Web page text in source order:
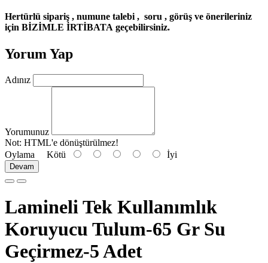
Hertürlü sipariş , numune talebi , soru , görüş ve önerileriniz
için BİZİMLE İRTİBATA geçebilirsiniz.
Yorum Yap
Adınız
Yorumunuz
Not: HTML'e dönüştürülmez!
Oylama Kötü İyi
Devam
Lamineli Tek Kullanımlık
Koruyucu Tulum-65 Gr Su
Geçirmez-5 Adet